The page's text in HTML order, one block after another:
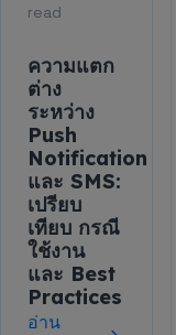
read
ความแตก
ต่าง
ระหว่าง
Push
Notification
และ SMS:
เปรียบ
เทียบ กรณี
ใช้งาน
และ Best
Practices
อ่าน